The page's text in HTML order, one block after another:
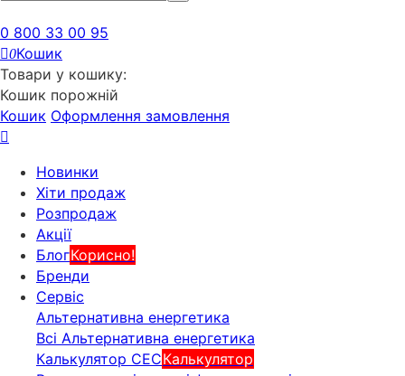
0 800 33 00 95
0Кошик
Товари у кошику:
Кошик порожній
Кошик Оформлення замовлення
Новинки
Хіти продаж
Розпродаж
Акції
БлогКорисно!
Бренди
Сервіс
Альтернативна енергетика
Всі Альтернативна енергетика
Калькулятор СЕСКалькулятор